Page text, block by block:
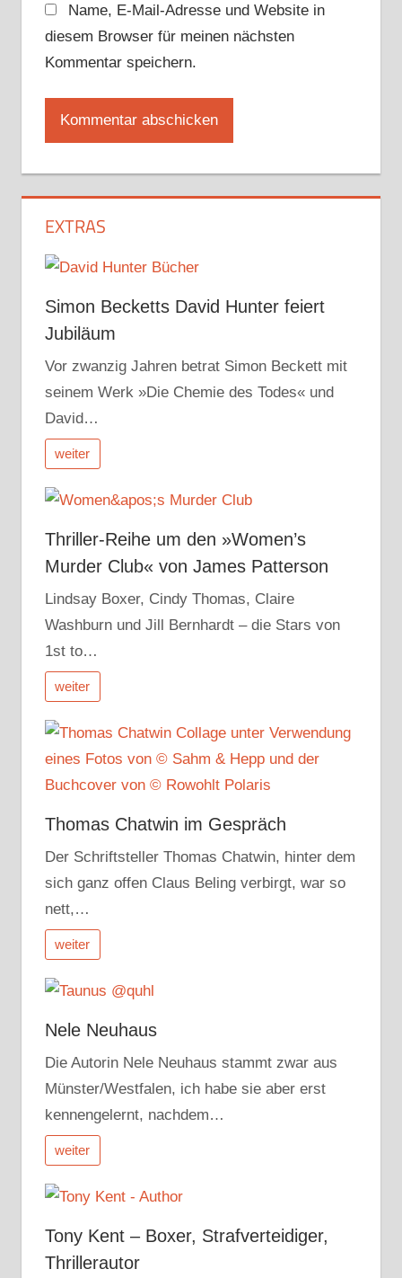
Name, E-Mail-Adresse und Website in
diesem Browser für meinen nächsten
Kommentar speichern.
EXTRAS
Simon Becketts David Hunter feiert
Jubiläum
Vor zwanzig Jahren betrat Simon Beckett mit
seinem Werk »Die Chemie des Todes« und
David…
weiter
Thriller-Reihe um den »Women’s
Murder Club« von James Patterson
Lindsay Boxer, Cindy Thomas, Claire
Washburn und Jill Bernhardt – die Stars von
1st to…
weiter
Thomas Chatwin im Gespräch
Der Schriftsteller Thomas Chatwin, hinter dem
sich ganz offen Claus Beling verbirgt, war so
nett,…
weiter
Nele Neuhaus
Die Autorin Nele Neuhaus stammt zwar aus
Münster/Westfalen, ich habe sie aber erst
kennengelernt, nachdem…
weiter
Tony Kent – Boxer, Strafverteidiger,
Thrillerautor